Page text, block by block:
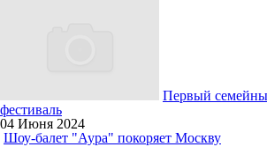
Первый
фестиваль
04 Июня 2024
Шоу-балет "Аура" покоряет Москву